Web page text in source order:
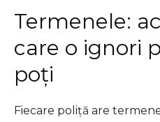
Termenele:
care o ignori
poți
Fiecare poliță are